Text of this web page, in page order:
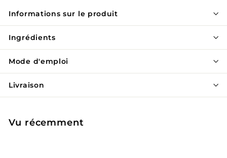
Informations sur le produit
Ingrédients
Mode d'emploi
Livraison
Vu récemment